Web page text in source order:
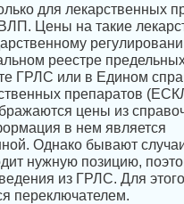
для лекарственных
Цены на такие
реестре
ГРЛС или в Едином
препаратов
цены из
в нем является
Однако бывают
нужную позицию,
из ГРЛС. Для
переключателем.